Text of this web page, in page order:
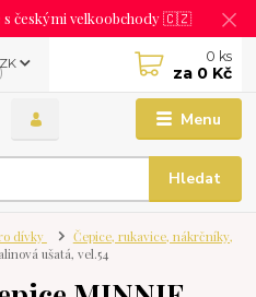
s českými velkoobchody 🇨🇿
Menu
Hledat
0 ks
za 0 Kč
dívky
Čepice, rukavice, nákrčníky,
ušatá, vel.54